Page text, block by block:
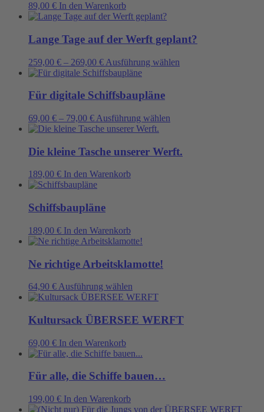
Die
Optionen
können
auf
Produktseite
gewählt
89,00 € In den Warenkorb
Lange Tage auf der Werft geplant?
259,00 € – 269,00 € Ausführung wählen
auf
Für digitale Schiffsbaupläne
69,00 € – 79,00 € Ausführung wählen
mehrere
Varianten
Die kleine Tasche unserer Werft.
189,00 € In den Warenkorb
Schiffsbaupläne
189,00 € In den Warenkorb
Ne richtige Arbeitsklamotte!
64,90 € Ausführung wählen
Produkt
mehrere
Varianten
Optionen
auf
Produktseite
Kultursack ÜBERSEE WERFT
69,00 € In den Warenkorb
Für alle, die Schiffe bauen…
199,00 € In den Warenkorb